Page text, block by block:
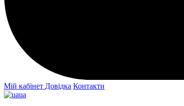
Мій кабінет Довідка Контакти
ua